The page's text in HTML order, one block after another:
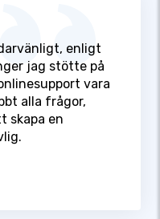
enligt
jag stötte på
vara
alla frågor,
skapa en